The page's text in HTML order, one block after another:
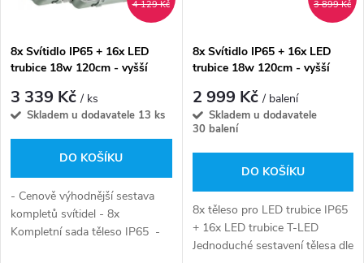
4 129 Kč
8x Svítidlo IP65 + 16x LED
trubice 18w 120cm - vyšší
bílá
3 339 Kč/ ks
Skladem u dodavatele 13 ks
DO KOŠÍKU
- Cenově výhodnější sestava
kompletů svítidel - 8x
Kompletní sada těleso IP65 -
3 899 Kč
8x Svítidlo IP65 + 16x LED
trubice 18w 120cm - vyšší
bílá
2 999 Kč/ balení
Skladem u dodavatele
30 balení
DO KOŠÍKU
8x těleso pro LED trubice IP65
+ 16x LED trubice T-LED
Jednoduché sestavení tělesa dle